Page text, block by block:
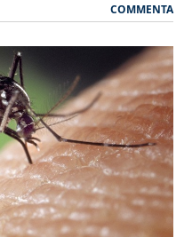
COMMENTA